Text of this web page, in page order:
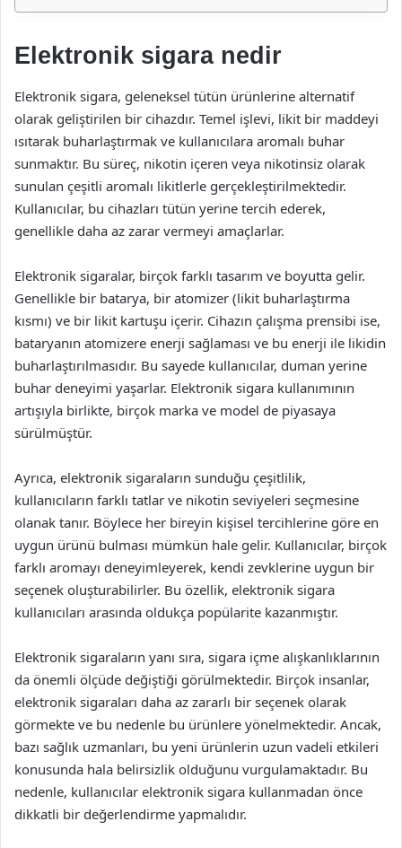
Elektronik sigara nedir
Elektronik sigara, geleneksel tütün ürünlerine alternatif
olarak geliştirilen bir cihazdır. Temel işlevi, likit bir maddeyi
ısıtarak buharlaştırmak ve kullanıcılara aromalı buhar
sunmaktır. Bu süreç, nikotin içeren veya nikotinsiz olarak
sunulan çeşitli aromalı likitlerle gerçekleştirilmektedir.
Kullanıcılar, bu cihazları tütün yerine tercih ederek,
genellikle daha az zarar vermeyi amaçlarlar.
Elektronik sigaralar, birçok farklı tasarım ve boyutta gelir.
Genellikle bir batarya, bir atomizer (likit buharlaştırma
kısmı) ve bir likit kartuşu içerir. Cihazın çalışma prensibi ise,
bataryanın atomizere enerji sağlaması ve bu enerji ile likidin
buharlaştırılmasıdır. Bu sayede kullanıcılar, duman yerine
buhar deneyimi yaşarlar. Elektronik sigara kullanımının
artışıyla birlikte, birçok marka ve model de piyasaya
sürülmüştür.
Ayrıca, elektronik sigaraların sunduğu çeşitlilik,
kullanıcıların farklı tatlar ve nikotin seviyeleri seçmesine
olanak tanır. Böylece her bireyin kişisel tercihlerine göre en
uygun ürünü bulması mümkün hale gelir. Kullanıcılar, birçok
farklı aromayı deneyimleyerek, kendi zevklerine uygun bir
seçenek oluşturabilirler. Bu özellik, elektronik sigara
kullanıcıları arasında oldukça popülarite kazanmıştır.
Elektronik sigaraların yanı sıra, sigara içme alışkanlıklarının
da önemli ölçüde değiştiği görülmektedir. Birçok insanlar,
elektronik sigaraları daha az zararlı bir seçenek olarak
görmekte ve bu nedenle bu ürünlere yönelmektedir. Ancak,
bazı sağlık uzmanları, bu yeni ürünlerin uzun vadeli etkileri
konusunda hala belirsizlik olduğunu vurgulamaktadır. Bu
nedenle, kullanıcılar elektronik sigara kullanmadan önce
dikkatli bir değerlendirme yapmalıdır.